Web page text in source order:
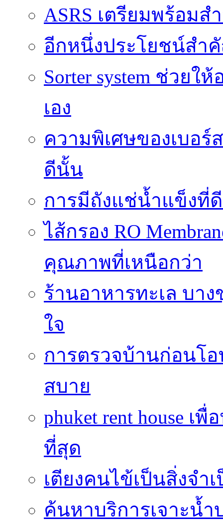
ASRS เตรียมพร้อม
อีกหนึ่งประโยชน์สำคั
Sorter system ช่วย
เอง
ความพิเศษของเบอ
ดีนั้น
การมีถังแช่น้ำแข็งที่
ไส้กรอง RO
คุณภาพที่เหนือกว่า
ร้านอาหารทะเล บา
ใจ
การตรวจบ้านก่อนโ
สบาย
phuket rent house
ที่สุด
เตียงคนไข้เป็นสิ่งจำ
ค้นหาบริการเจาะน้